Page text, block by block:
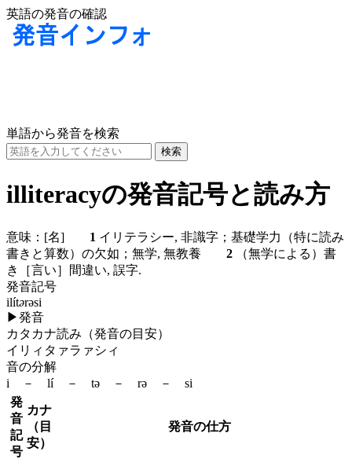
英語の発音の確認
単語から発音を検索
illiteracyの発音記号と読み方
意味： [名] 1 イリテラシー, 非識字；基礎学力（特に読み
書きと算数）の欠如；無学, 無教養 2 （無学による）書
き［言い］間違い, 誤字.
発音記号
ilítərəsi
▶発音
カタカナ読み（発音の目安）
イリィタァラァシィ
音の分解
i － lí － tə － rə － si
発
音
記
号
カナ
（目
安）
発音の仕方